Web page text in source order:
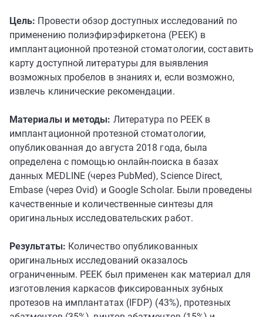
Цель: Провести обзор доступных исследований по
применению полиэфирэфиркетона (PEEK) в
имплантационной протезной стоматологии, составить
карту доступной литературы для выявления
возможных пробелов в знаниях и, если возможно,
извлечь клинические рекомендации.
Материалы и методы: Литература по PEEK в
имплантационной протезной стоматологии,
опубликованная до августа 2018 года, была
определена с помощью онлайн-поиска в базах
данных MEDLINE (через PubMed), Science Direct,
Embase (через Ovid) и Google Scholar. Были проведены
качественные и количественные синтезы для
оригинальных исследовательских работ.
Результаты: Количество опубликованных
оригинальных исследований оказалось
ограниченным. PEEK был применен как материал для
изготовления каркасов фиксированных зубных
протезов на имплантатах (IFDP) (43%), протезных